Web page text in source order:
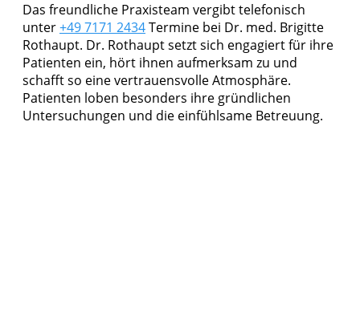
Das freundliche Praxisteam vergibt telefonisch
unter+49 7171 2434Termine bei Dr. med. Brigitte
Rothaupt. Dr. Rothaupt setzt sich engagiert für ihre
Patienten ein, hört ihnen aufmerksam zu und
schafft so eine vertrauensvolle Atmosphäre.
Patienten loben besonders ihre gründlichen
Untersuchungen und die einfühlsame Betreuung.